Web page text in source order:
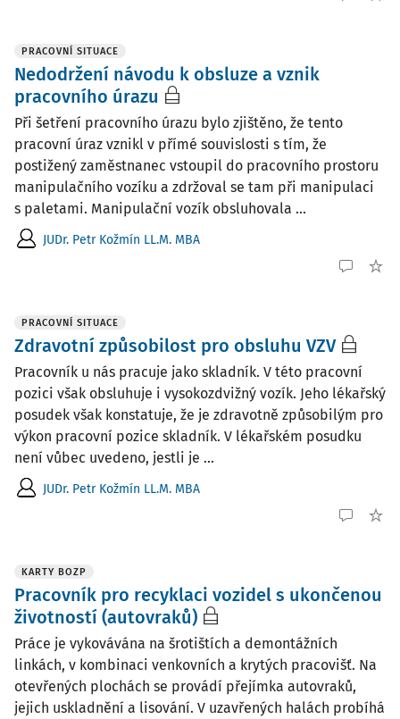
PRACOVNÍ SITUACE
Nedodržení návodu k obsluze a vznik
pracovního úrazu
Při šetření pracovního úrazu bylo zjištěno, že tento
pracovní úraz vznikl v přímé souvislosti s tím, že
postižený zaměstnanec vstoupil do pracovního prostoru
manipulačního vozíku a zdržoval se tam při manipulaci
s paletami. Manipulační vozík obsluhovala ...
JUDr. Petr Kožmín LL.M. MBA
PRACOVNÍ SITUACE
Zdravotní způsobilost pro obsluhu VZV
Pracovník u nás pracuje jako skladník. V této pracovní
pozici však obsluhuje i vysokozdvižný vozík. Jeho lékařský
posudek však konstatuje, že je zdravotně způsobilým pro
výkon pracovní pozice skladník. V lékařském posudku
není vůbec uvedeno, jestli je ...
JUDr. Petr Kožmín LL.M. MBA
KARTY BOZP
Pracovník pro recyklaci vozidel s ukončenou
životností (autovraků)
Práce je vykovávána na šrotištích a demontážních
linkách, v kombinaci venkovních a krytých pracovišť. Na
otevřených plochách se provádí přejímka autovraků,
jejich uskladnění a lisování. V uzavřených halách probíhá